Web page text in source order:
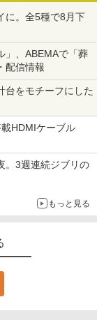
に。全5種で8月下
」、ABEMAで「葬
配信情報
台をモチーフにした
HDMIケーブル
。3週連続ジブリの
もっと見る